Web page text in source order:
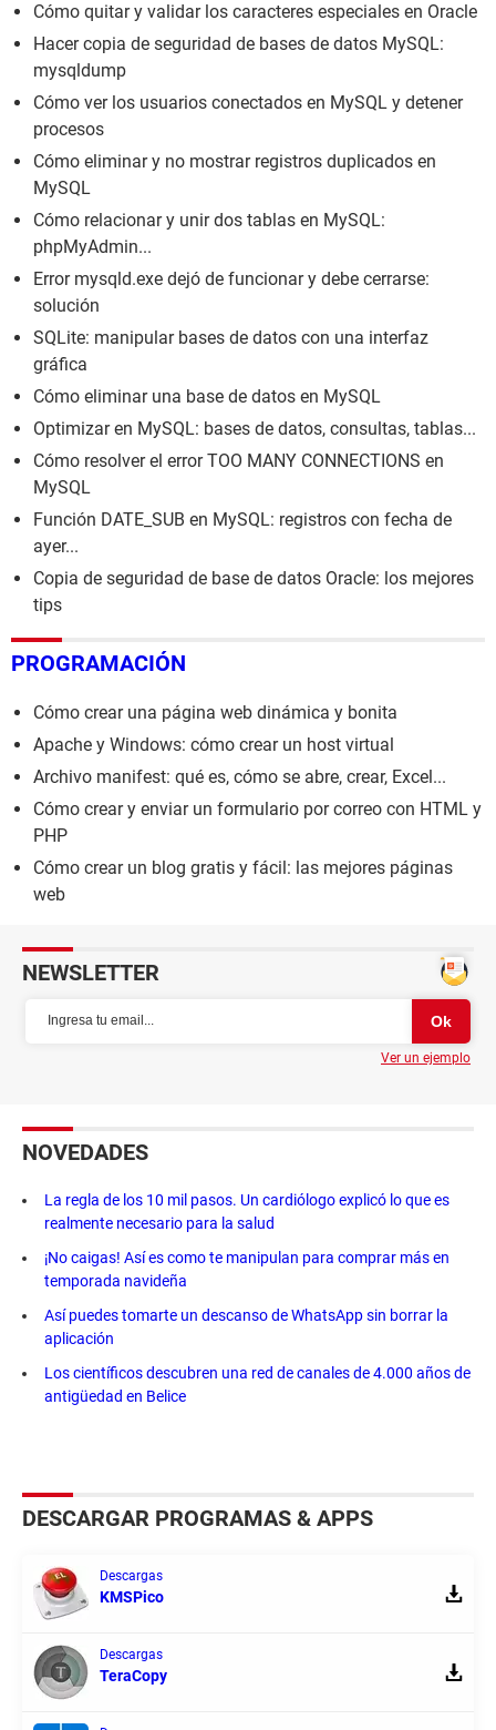
Cómo quitar y validar los caracteres especiales en Oracle
Hacer copia de seguridad de bases de datos MySQL:
mysqldump
Cómo ver los usuarios conectados en MySQL y detener
procesos
Cómo eliminar y no mostrar registros duplicados en
MySQL
Cómo relacionar y unir dos tablas en MySQL:
phpMyAdmin...
Error mysqld.exe dejó de funcionar y debe cerrarse:
solución
SQLite: manipular bases de datos con una interfaz
gráfica
Cómo eliminar una base de datos en MySQL
Optimizar en MySQL: bases de datos, consultas, tablas...
Cómo resolver el error TOO MANY CONNECTIONS en
MySQL
Función DATE_SUB en MySQL: registros con fecha de
ayer...
Copia de seguridad de base de datos Oracle: los mejores
tips
PROGRAMACIÓN
Cómo crear una página web dinámica y bonita
Apache y Windows: cómo crear un host virtual
Archivo manifest: qué es, cómo se abre, crear, Excel...
Cómo crear y enviar un formulario por correo con HTML y
PHP
Cómo crear un blog gratis y fácil: las mejores páginas
web
NEWSLETTER
Ver un ejemplo
NOVEDADES
La regla de los 10 mil pasos. Un cardiólogo explicó lo que es
realmente necesario para la salud
¡No caigas! Así es como te manipulan para comprar más en
temporada navideña
Así puedes tomarte un descanso de WhatsApp sin borrar la
aplicación
Los científicos descubren una red de canales de 4.000 años de
antigüedad en Belice
DESCARGAR PROGRAMAS & APPS
Descargas
KMSPico
Descargas
TeraCopy